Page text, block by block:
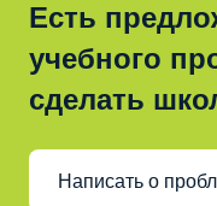
Есть
учебного
сделать
Написать о